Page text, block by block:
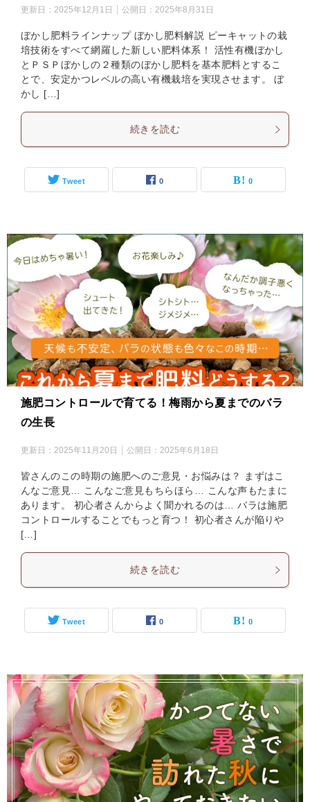
更新日： 2025年12月1日 公開日： 2025年8月31日
ぼかし肥料ラインナップ ぼかし肥料解説 ピーキャットの栽
培技術をすべて網羅した新しい肥料体系！ 活性有機ぼかし
とＰＳＰぼかしの２種類のぼかし肥料を基本肥料とするこ
とで、安定かつレベルの高い有機栽培を実現させます。 ぼ
かし […]
続きを読む
Tweet 0 0
施肥コントロールで育てる！梅雨から夏までのバラ
の生長
更新日： 2025年11月20日 公開日： 2025年6月18日
皆さんのこの時期の施肥へのご意見・お悩みは？ まずはこ
んなご意見… こんなご意見もちらほら… こんな声もたまに
あります。 初心者さんからよく聞かれるのは… バラは施肥
コントロールすることでもっと育つ！ 初心者さんが陥りや
[…]
続きを読む
Tweet 0 0